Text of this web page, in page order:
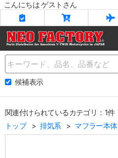
こんにちは ゲストさん
Name
候補表示
関連付けられているカテゴリ：1件
トップ
排気系 マフラー本体